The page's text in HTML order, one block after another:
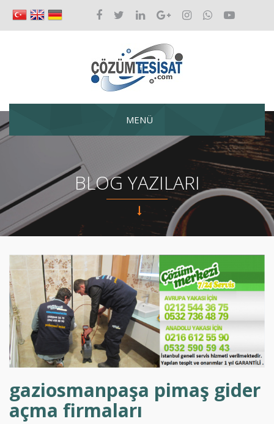
MENÜ
BLOG YAZILARI
gaziosmanpaşa pimaş gider
açma firmaları